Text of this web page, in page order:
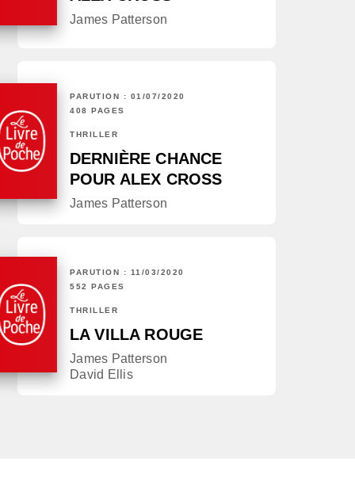
James Patterson
PARUTION : 01/07/2020
408 PAGES
THRILLER
DERNIÈRE CHANCE
POUR ALEX CROSS
James Patterson
PARUTION : 11/03/2020
552 PAGES
THRILLER
LA VILLA ROUGE
James Patterson
David Ellis